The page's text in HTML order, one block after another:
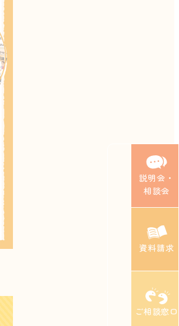
説明会・
相談会
資料請求
ご相談窓口